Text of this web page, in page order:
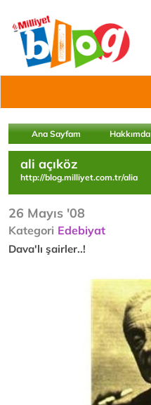
Ana Sayfam Hakkımda
ali açıköz
http://blog.milliyet.com.tr/alia
26 Mayıs '08
Kategori Edebiyat
Dava'lı şairler..!